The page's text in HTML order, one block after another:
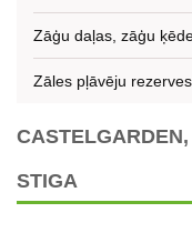
Zāģu daļas, zāģu
Zāles pļāvēju
STIGA